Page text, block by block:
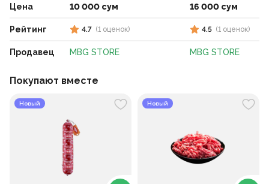
Цена
Рейтинг
Продавец
10 000 сум
4.7 (1 оценок)
MBG STORE
16 000 сум
4.5 (1 оценок)
MBG STORE
Покупают вместе
Новый Новый